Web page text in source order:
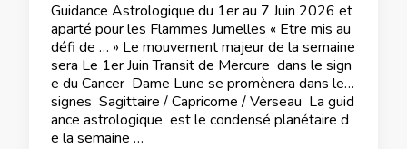
Guidance Astrologique du 1er au 7 Juin 2026 et
aparté pour les Flammes Jumelles « Etre mis au
défi de … » Le mouvement majeur de la semaine
sera Le 1er Juin Transit de Mercure dans le sign
e du Cancer Dame Lune se promènera dans les
signes Sagittaire / Capricorne / Verseau La guid
ance astrologique est le condensé planétaire d
e la semaine …